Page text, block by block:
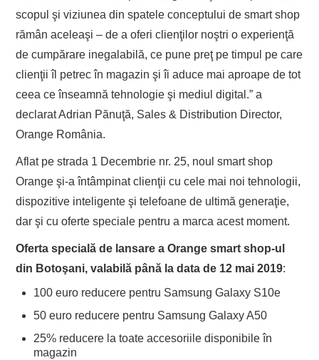
scopul şi viziunea din spatele conceptului de smart shop
rămân aceleaşi – de a oferi clienţilor noştri o experienţă
de cumpărare inegalabilă, ce pune preţ pe timpul pe care
clienţii îl petrec în magazin şi îi aduce mai aproape de tot
ceea ce înseamnă tehnologie şi mediul digital.” a
declarat Adrian Pănuţă, Sales & Distribution Director,
Orange România.
Aflat pe strada 1 Decembrie nr. 25, noul smart shop
Orange şi-a întâmpinat clienţii cu cele mai noi tehnologii,
dispozitive inteligente şi telefoane de ultimă generaţie,
dar şi cu oferte speciale pentru a marca acest moment.
Oferta specială de lansare a Orange smart shop-ul
din Botoşani, valabilă până la data de 12 mai 2019:
100 euro reducere pentru Samsung Galaxy S10e
50 euro reducere pentru Samsung Galaxy A50
25% reducere la toate accesoriile disponibile în
magazin